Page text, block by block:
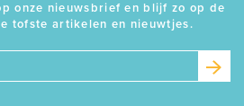
onze nieuwsbrief en blijf zo op de
tofste artikelen en nieuwtjes.